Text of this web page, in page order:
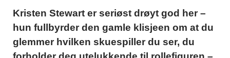
Kristen Stewart er seriøst drøyt god her –
hun fullbyrder den gamle klisjeen om at du
glemmer hvilken skuespiller du ser, du